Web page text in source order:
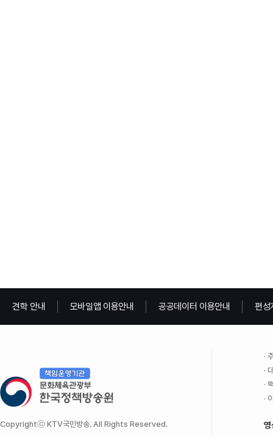
견학 안내 모바일앱 이용안내 공공데이터 이용안내 편성
Copyrightⓒ KTV국민방송. All Rights Reserved. 영